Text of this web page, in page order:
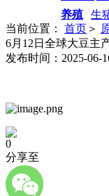
养殖
生
当前位置： 首页 ＞
6月12日全球大豆主
发布时间：2025-06-
0
分享至